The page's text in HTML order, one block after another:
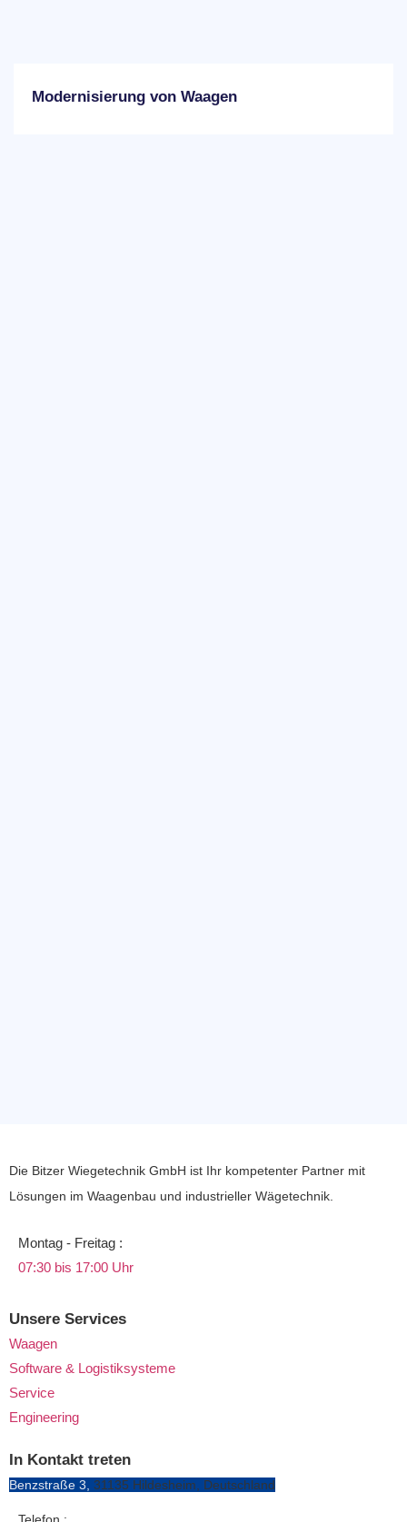
Modernisierung von Waagen
Die Bitzer Wiegetechnik GmbH ist Ihr kompetenter Partner mit
Lösungen im Waagenbau und industrieller Wägetechnik.
Montag - Freitag :
07:30 bis 17:00 Uhr
Unsere Services
Waagen
Software & Logistiksysteme
Service
Engineering
In Kontakt treten
Benzstraße 3, 31135 Hildesheim, Deutschland